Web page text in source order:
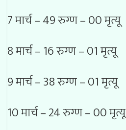
7 मार्च – 49 रुग्ण – 00 मृत्यू
8 मार्च – 16 रुग्ण – 01 मृत्यू
9 मार्च – 38 रुग्ण – 01 मृत्यू
10 मार्च – 24 रुग्ण – 00 मृत्यू